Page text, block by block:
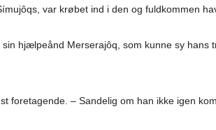
var krøbet ind i den og fuldkommen
hjælpeånd Merserajôq, som kunne sy hans
foretagende. – Sandelig om han ikke igen